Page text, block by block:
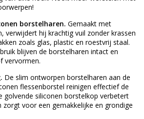
borstelharen. Gemaakt met
verwijdert hij krachtig vuil zonder krassen
zoals glas, plastic en roestvrij staal.
blijven de borstelharen intact en
vervormen.
De slim ontworpen borstelharen aan de
flessenborstel reinigen effectief de
golvende siliconen borstelkop verbetert
zorgt voor een gemakkelijke en grondige